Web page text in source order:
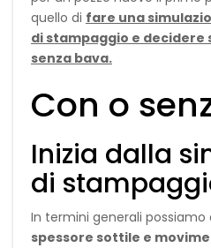
quello di fare una
di stampaggio e decidere
senza bava.
Con o
Inizia dalla
di
In termini generali possiamo
spessore sottile e